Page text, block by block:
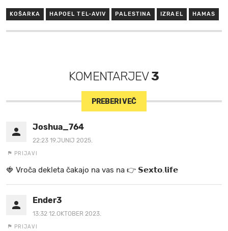
KOŠARKA HAPOEL TEL-AVIV PALESTINA IZRAEL HAMAS
KOMENTARJEV3
PREBERI VEČ
Joshua_764
22:23 19.JUNIJ 2025.
PRIJAVI
🍓 V r o č a d e k l e t a ča k a jo na va s n a 👉 𝗦𝗲𝘅𝘁𝗼.𝗹𝗶𝗳𝗲
Ender3
13:32 12.OKTOBER 2023.
PRIJAVI